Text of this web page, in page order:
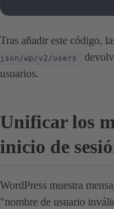
Tras añadir este código,
json/wp/v2/users
usuarios.
Unificar los
inicio de
WordPress muestra
"nombre de usuario